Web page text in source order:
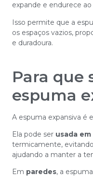
expande e endurece
Isso permite que a
os espaços vazios,
e duradoura.
Para que
espuma
A espuma expansiva é
Ela pode ser usada
termicamente,
ajudando a manter a
Em paredes, a